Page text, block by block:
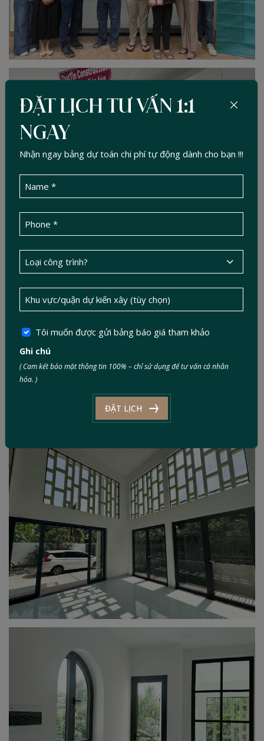
ĐẶT LỊCH TƯ VẤN 1:1
NGAY
Nhận ngay bảng dự toán chi phí tự động dành cho bạn !!!
Tôi muốn được gửi bảng báo giá tham khảo
Ghi chú
( Cam kết bảo mật thông tin 100% – chỉ sử dụng để tư vấn cá nhân
hóa. )
ĐẶT LỊCH